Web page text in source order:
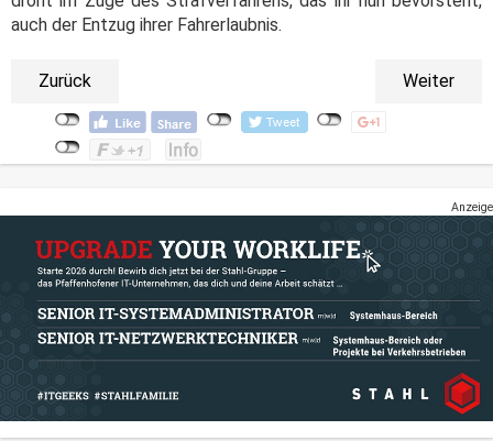
auch der Entzug ihrer Fahrerlaubnis.
Zurück Weiter
Anzeige